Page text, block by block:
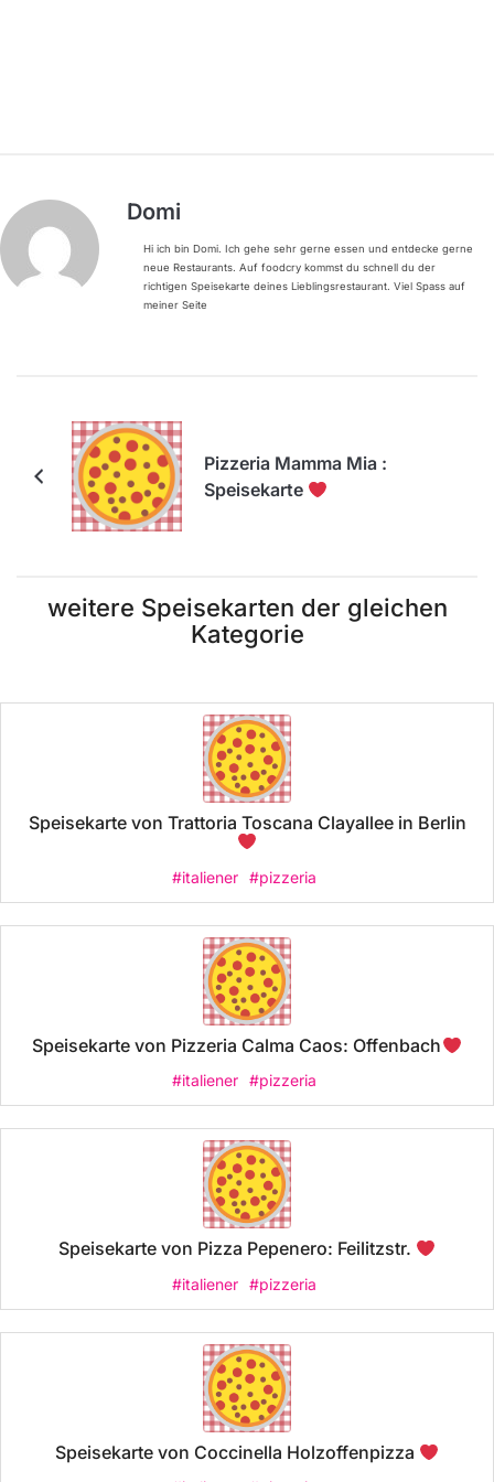
Domi
Hi ich bin Domi. Ich gehe sehr gerne essen und entdecke gerne
neue Restaurants. Auf foodcry kommst du schnell du der
richtigen Speisekarte deines Lieblingsrestaurant. Viel Spass auf
meiner Seite
Pizzeria Mamma Mia :
Speisekarte
weitere Speisekarten der gleichen
Kategorie
Speisekarte von Trattoria Toscana Clayallee in Berlin
#italiener #pizzeria
Speisekarte von Pizzeria Calma Caos: Offenbach
#italiener #pizzeria
Speisekarte von Pizza Pepenero: Feilitzstr.
#italiener #pizzeria
Speisekarte von Coccinella Holzoffenpizza